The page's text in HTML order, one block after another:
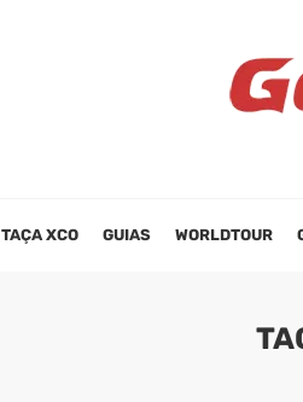
TAÇA XCO GUIAS WORLDTOUR